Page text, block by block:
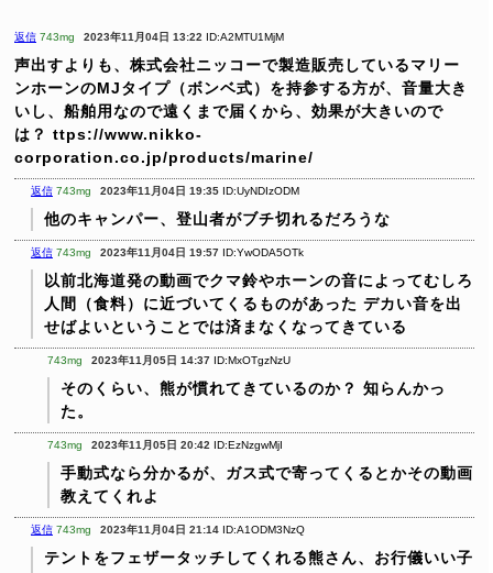
返信 743mg 2023年11月04日 13:22 ID:A2MTU1MjM
声出すよりも、株式会社ニッコーで製造販売しているマリー
ンホーンのMJタイプ（ボンベ式）を持参する方が、音量大き
いし、船舶用なので遠くまで届くから、効果が大きいので
は？ ttps://www.nikko-
corporation.co.jp/products/marine/
返信 743mg 2023年11月04日 19:35 ID:UyNDIzODM
他のキャンパー、登山者がブチ切れるだろうな
返信 743mg 2023年11月04日 19:57 ID:YwODA5OTk
以前北海道発の動画でクマ鈴やホーンの音によってむしろ
人間（食料）に近づいてくるものがあった デカい音を出
せばよいということでは済まなくなってきている
743mg 2023年11月05日 14:37 ID:MxOTgzNzU
そのくらい、熊が慣れてきているのか？ 知らんかっ
た。
743mg 2023年11月05日 20:42 ID:EzNzgwMjI
手動式なら分かるが、ガス式で寄ってくるとかその動画
教えてくれよ
返信 743mg 2023年11月04日 21:14 ID:A1ODM3NzQ
テントをフェザータッチしてくれる熊さん、お行儀いい子